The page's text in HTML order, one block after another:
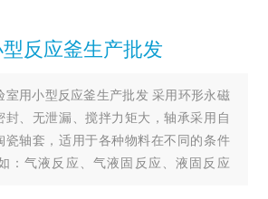
反应釜生产批发
室用小型反应釜生产批发 采用环形永磁
封、无泄漏、搅拌力矩大，轴承采用自
瓷轴套，适用于各种物料在不同的条件
：气液反应、气液固反应、液固反应